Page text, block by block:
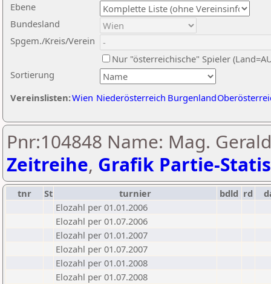
Ebene
Sortierung
Bundesland
Spgem./Kreis/Verein
Nur "österreichische" Spieler
Vereinslisten:Wien Niederösterreich Burgenland
Pnr:104848 Name: Mag.
Zeitreihe, Grafik Partie-
tnr St turnier bdld rd
Elozahl per 01.01.2006
Elozahl per 01.07.2006
Elozahl per 01.01.2007
Elozahl per 01.07.2007
Elozahl per 01.01.2008
Elozahl per 01.07.2008